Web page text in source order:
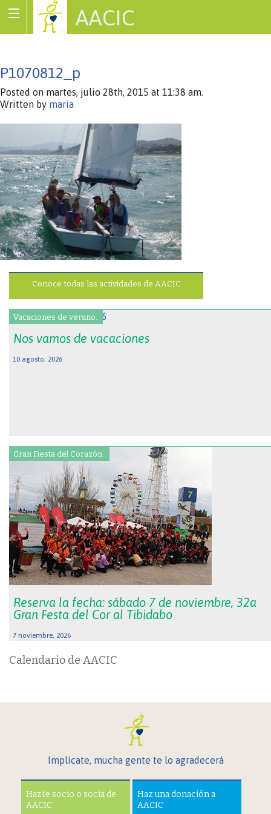
AACIC
P1070812_p
Posted on martes, julio 28th, 2015 at 11:38 am.
Written by maria
Conoce todas las actividades de AACIC
Vacaciones de verano.
Nos vamos de vacaciones
10 agosto, 2026
Gran Fiesta del Corazón.
Reserva la fecha: sábado 7 de noviembre, 32a
Gran Festa del Cor al Tibidabo
7 noviembre, 2026
Calendario de AACIC
Implícate, mucha gente te lo agradecerá
Hazte socio o socia de
AACIC
Haz una donación a
AACIC